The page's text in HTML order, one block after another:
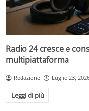
Radio 24 cresce e
multipiattaforma
Redazione Luglio 23, 2026
Leggi di più